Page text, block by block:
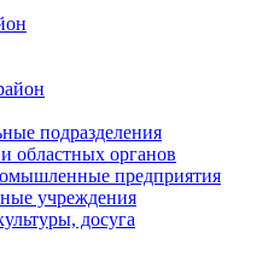
подразделения
областных органов
предприятия
учреждения
досуга